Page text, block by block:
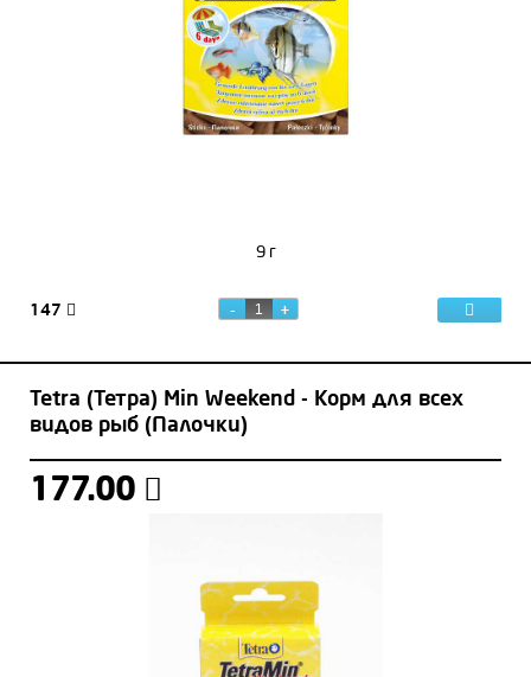
9 г
147
Tetra (Тетра) Min Weekend - Корм для всех
видов рыб (Палочки)
177.00